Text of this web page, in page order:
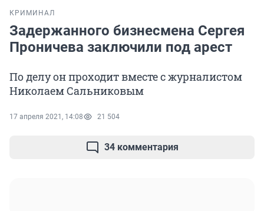
КРИМИНАЛ
Задержанного бизнесмена Сергея
Проничева заключили под арест
По делу он проходит вместе с журналистом
Николаем Сальниковым
17 апреля 2021, 14:08 21 504
34 комментария